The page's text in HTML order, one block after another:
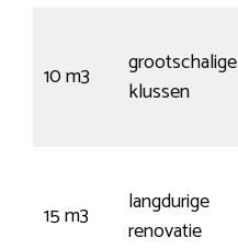
10 m3
grootschalige
klussen
15 m3
langdurige
renovatie